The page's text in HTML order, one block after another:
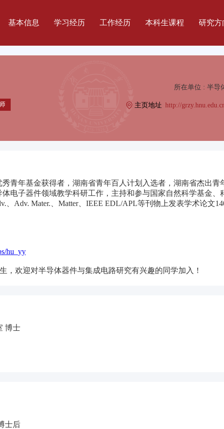
基本信息 学习经历 工作经历 本科生课程 研究方
所在单位 : 半导
主页地址 http://
青年基金获得者，湖南省青年百人计划入选者，湖南省杰出
电子器件领域教学科研工作，主持和参与国家自然科学基金
、Adv. Mater.、Matter、IEEE EDL/APL等刊物上发表学术论文
hu_yy
，欢迎对半导体器件与集成电路研究有兴趣的同学加入！
博士
士后